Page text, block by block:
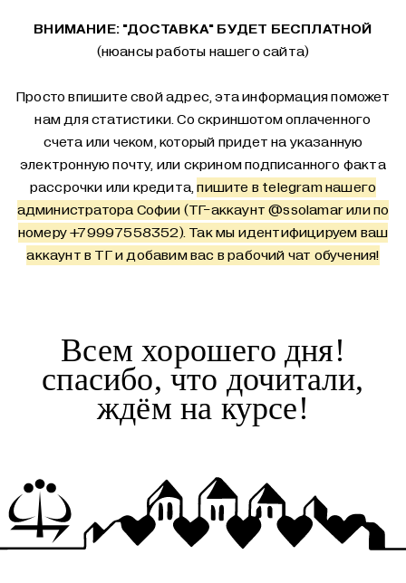
ВНИМАНИЕ: "ДОСТАВКА" БУДЕТ БЕСПЛАТНОЙ
(нюансы работы нашего сайта)
Просто впишите свой адрес, эта информация поможет
нам для статистики. Со скриншотом оплаченного
счета или чеком, который придет на указанную
электронную почту, или скрином подписанного факта
рассрочки или кредита,пишите в telegram нашего
администратора Софии (ТГ-аккаунт@ssolamarили по
номеру +79997558352). Так мы идентифицируем ваш
аккаунт в ТГ и добавим вас в рабочий чат обучения!
Всем хорошего дня!
спасибо, что дочитали,
ждём на курсе!